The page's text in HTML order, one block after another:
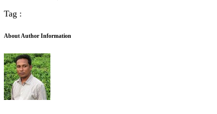
Tag :
About Author Information